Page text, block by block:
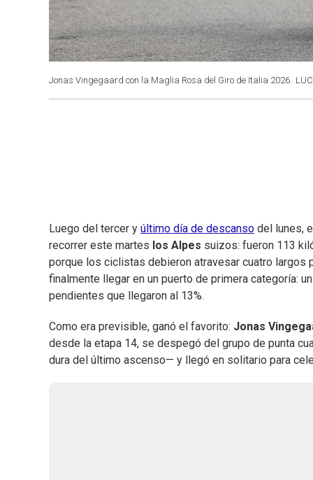
Jonas Vingegaard con la Maglia Rosa del Giro de Italia 2026.
Luego del tercer y último día de descanso del lunes,
recorrer este martes los Alpes suizos: fueron 113
porque los ciclistas debieron atravesar cuatro largos
finalmente llegar en un puerto de primera categoría:
pendientes que llegaron al 13%.
Como era previsible, ganó el favorito: Jonas
desde la etapa 14, se despegó del grupo de punta
dura del último ascenso— y llegó en solitario para